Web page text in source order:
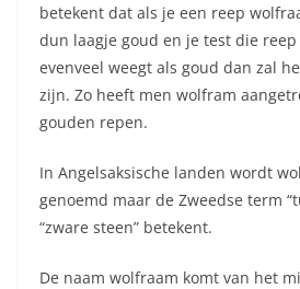
betekent dat als je een reep
dun laagje goud en je test die
evenveel weegt als goud dan zal
zijn. Zo heeft men wolfram
gouden repen.
In Angelsaksische landen wordt
genoemd maar de Zweedse term
“zware steen” betekent.
De naam wolfraam komt van het